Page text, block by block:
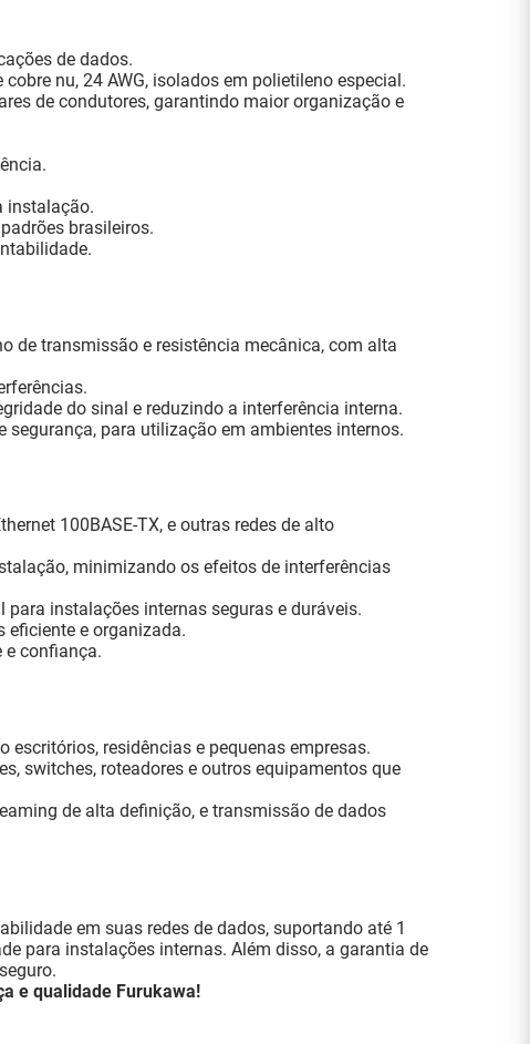
de dados.
nu, 24 AWG, isolados em polietileno especial.
de condutores, garantindo maior organização e
instalação.
brasileiros.
de transmissão e resistência mecânica, com alta
do sinal e reduzindo a interferência interna.
segurança, para utilização em ambientes internos.
100BASE-TX, e outras redes de alto
minimizando os efeitos de interferências
instalações internas seguras e duráveis.
eficiente e organizada.
e confiança.
escritórios, residências e pequenas empresas.
switches, roteadores e outros equipamentos que
de alta definição, e transmissão de dados
em suas redes de dados, suportando até 1
para instalações internas. Além disso, a garantia de
e qualidade Furukawa!